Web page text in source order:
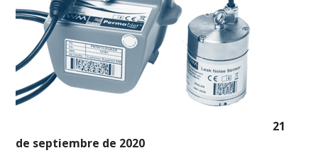
21
de septiembre de 2020